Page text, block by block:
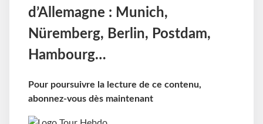
d’Allemagne : Munich,
Nüremberg, Berlin, Postdam,
Hambourg…
Pour poursuivre la lecture de ce contenu,
abonnez-vous dès maintenant